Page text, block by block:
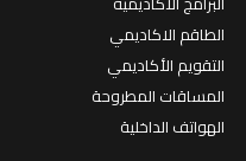
الطاقم الاكاديمي
التقويم الأكاديمي
المساقات المطروحة
الهواتف الداخلية